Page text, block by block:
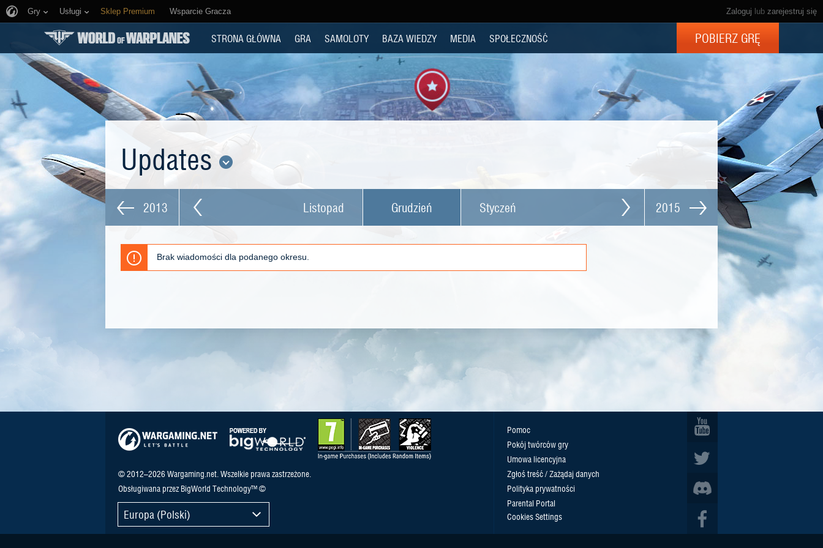
Zaloguj lub zarejestruj się
Gry Usługi Sklep Premium Wsparcie Gracza
STRONA GŁÓWNA GRA SAMOLOTY BAZA WIEDZY MEDIA SPOŁECZNOŚĆ POBIERZ GRĘ
Updates
2013 Listopad Grudzień Styczeń 2015
Brak wiadomości dla podanego okresu.
© 2012–2026 Wargaming.net. Wszelkie prawa zastrzeżone.
Obsługiwana przez BigWorld Technology™ ©
Europa (Polski)
Pomoc
Pokój twórców gry
Umowa licencyjna
Zgłoś treść / Zażądaj danych
Polityka prywatności
Parental Portal
Cookies Settings